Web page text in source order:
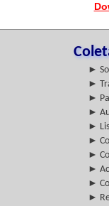
►
►
►
►
►
►
►
►
►
►